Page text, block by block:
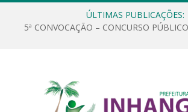
ÚLTIMAS PUBLICAÇÕES:
5ª CONVOCAÇÃO – CONCURSO